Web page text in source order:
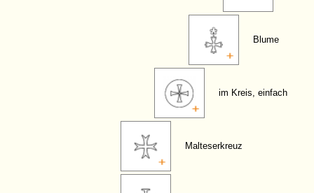
Blume
im Kreis, einfach
Malteserkreuz